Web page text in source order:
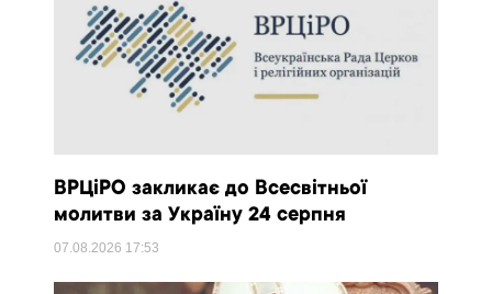
ВРЦіРО закликає до Всесвітньої
молитви за Україну 24 серпня
07.08.2026 17:53